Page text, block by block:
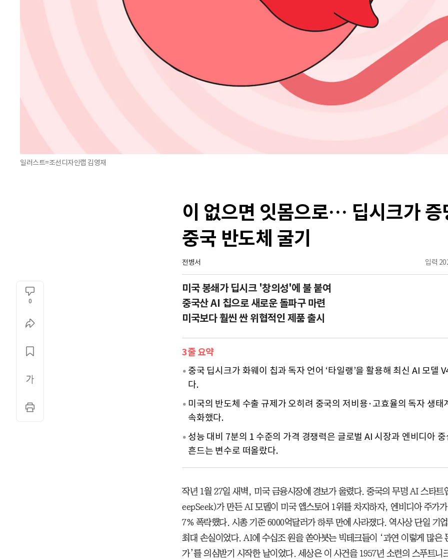
일러스트=조선디자인랩 김영재
이 없으면 잇몸으로… 딥시크가 증
중국 반도체 굴기
전병서 입력
0
미국 봉쇄가 딥시크 '창의성'에 불 붙여
중국산 AI 칩으로 새로운 돌파구 마련
미국보다 훨씬 싼 위협적인 제품 출시
3줄 요약
중국 딥시크가 화웨이 칩과 독자 언어 ‘타일랭’을 활용해 최신 AI 모델
다.
미국의 반도체 수출 규제가 오히려 중국의 저비용·고효율의 독자 생태
속화했다.
성능 대비 7분의 1 수준의 가격 경쟁력은 글로벌 AI 시장과 엔비디아
흔드는 변수로 떠올랐다.
작년 1월 27일 새벽, 미국 금융시장에 경보가 울렸다. 중국의 무명 AI 스타트
eepSeek)가 만든 AI 모델이 미국 앱스토어 1위를 차지하자, 엔비디아 주가
7% 폭락했다. 시총 기준 6000억달러가 하루 만에 사라졌다. 역사상 단일 기
최대 손실이었다. AI에 수십조 원을 쏟아붓는 빅테크들이 ‘과연 이렇게 많은
가’를 의심받기 시작한 날이었다. 세상은 이 사건을 1957년 소련의 스푸트니